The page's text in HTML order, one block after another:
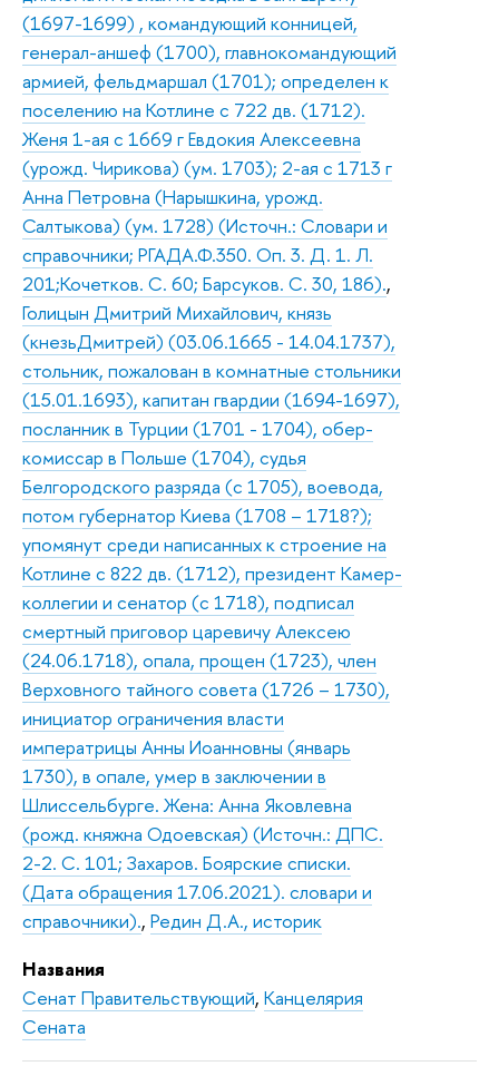
(1697-1699) , командующий конницей,
генерал-аншеф (1700), главнокомандующий
армией, фельдмаршал (1701); определен к
поселению на Котлине с 722 дв. (1712).
Женя 1-ая с 1669 г Евдокия Алексеевна
(урожд. Чирикова) (ум. 1703); 2-ая с 1713 г
Анна Петровна (Нарышкина, урожд.
Салтыкова) (ум. 1728) (Источн.: Словари и
справочники; РГАДА.Ф.350. Оп. 3. Д. 1. Л.
201;Кочетков. С. 60; Барсуков. С. 30, 186).,
Голицын Дмитрий Михайлович, князь
(кнезьДмитрей) (03.06.1665 - 14.04.1737),
стольник, пожалован в комнатные стольники
(15.01.1693), капитан гвардии (1694-1697),
посланник в Турции (1701 - 1704), обер-
комиссар в Польше (1704), судья
Белгородского разряда (с 1705), воевода,
потом губернатор Киева (1708 – 1718?);
упомянут среди написанных к строение на
Котлине с 822 дв. (1712), президент Камер-
коллегии и сенатор (с 1718), подписал
смертный приговор царевичу Алексею
(24.06.1718), опала, прощен (1723), член
Верховного тайного совета (1726 – 1730),
инициатор ограничения власти
императрицы Анны Иоанновны (январь
1730), в опале, умер в заключении в
Шлиссельбурге. Жена: Анна Яковлевна
(рожд. княжна Одоевская) (Источн.: ДПС.
2-2. С. 101; Захаров. Боярские списки.
(Дата обращения 17.06.2021). словари и
справочники)., Редин Д.А., историк
Названия
Сенат Правительствующий, Канцелярия
Сената